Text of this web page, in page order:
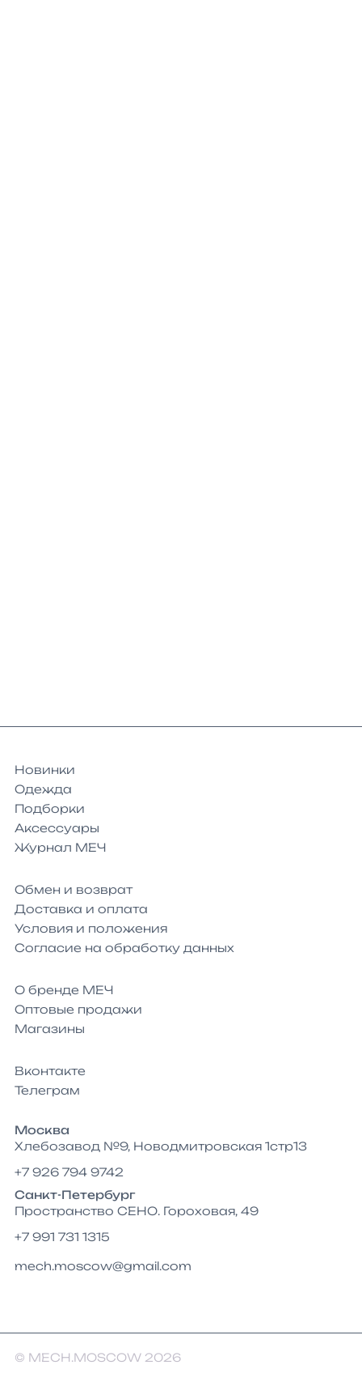
Новинки
Одежда
Подборки
Аксессуары
Журнал МЕЧ
Обмен и возврат
Доставка и оплата
Условия и положения
Согласие на обработку данных
О бренде МЕЧ
Оптовые продажи
Магазины
Вконтакте
Телеграм
Москва
Хлебозавод №9, Новодмитровская 1стр13
+7 926 794 9742
Санкт-Петербург
Пространство СЕНО. Гороховая, 49
+7 991 731 1315
mech.moscow@gmail.com
© MECH.MOSCOW 2026